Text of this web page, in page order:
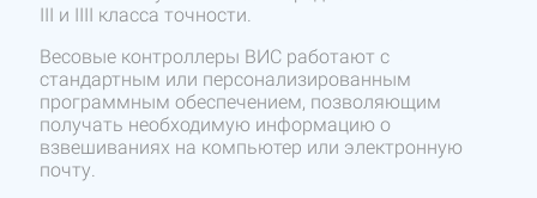
III и IIII класса точности.
Весовые контроллеры ВИС работают с
стандартным или персонализированным
программным обеспечением, позволяющим
получать необходимую информацию о
взвешиваниях на компьютер или электронную
почту.